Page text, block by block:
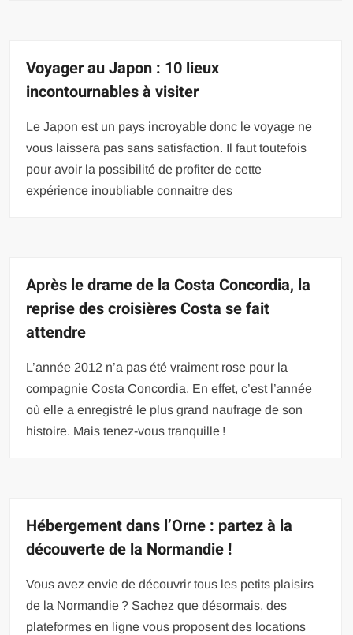
Voyager au Japon : 10 lieux
incontournables à visiter
Le Japon est un pays incroyable donc le voyage ne
vous laissera pas sans satisfaction. Il faut toutefois
pour avoir la possibilité de profiter de cette
expérience inoubliable connaitre des
Après le drame de la Costa Concordia, la
reprise des croisières Costa se fait
attendre
L’année 2012 n’a pas été vraiment rose pour la
compagnie Costa Concordia. En effet, c’est l’année
où elle a enregistré le plus grand naufrage de son
histoire. Mais tenez-vous tranquille !
Hébergement dans l’Orne : partez à la
découverte de la Normandie !
Vous avez envie de découvrir tous les petits plaisirs
de la Normandie ? Sachez que désormais, des
plateformes en ligne vous proposent des locations